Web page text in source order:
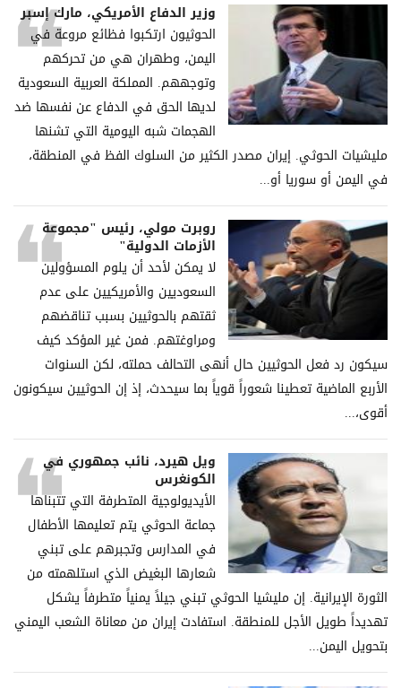
وزير الدفاع الأمريكي، مارك إسبر
الحوثيون ارتكبوا فظائع مروعة في
اليمن، وطهران هي من تحركهم
وتوجههم. المملكة العربية السعودية
لديها الحق في الدفاع عن نفسها ضد
الهجمات شبه اليومية التي تشنها
مليشيات الحوثي. إيران مصدر الكثير من السلوك الفظ في المنطقة،
في اليمن أو سوريا أو...
روبرت مولي، رئيس "مجموعة
الأزمات الدولية"
لا يمكن لأحد أن يلوم المسؤولين
السعوديين والأمريكيين على عدم
ثقتهم بالحوثيين بسبب تناقضهم
ومراوغتهم. فمن غير المؤكد كيف
سيكون رد فعل الحوثيين حال أنهى التحالف حملته، لكن السنوات
الأربع الماضية تعطينا شعوراً قوياً بما سيحدث، إذ إن الحوثيين سيكونون
أقوى،...
ويل هيرد، نائب جمهوري في
الكونغرس
الأيديولوجية المتطرفة التي تتبناها
جماعة الحوثي يتم تعليمها الأطفال
في المدارس وتجبرهم على تبني
شعارها البغيض الذي استلهمته من
الثورة الإيرانية. إن مليشيا الحوثي تبني جيلاً يمنياً متطرفاً يشكل
تهديداً طويل الأجل للمنطقة. استفادت إيران من معاناة الشعب اليمني
بتحويل اليمن...